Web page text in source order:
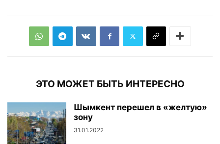
ЭТО МОЖЕТ БЫТЬ ИНТЕРЕСНО
Шымкент перешел в «желтую»
зону
31.01.2022